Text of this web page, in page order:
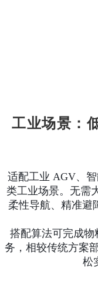
工业场景：
适配工业 AGV、
类工业场景。无需
柔性导航、精准避
搭配算法可完成
务，相较传统方案
松